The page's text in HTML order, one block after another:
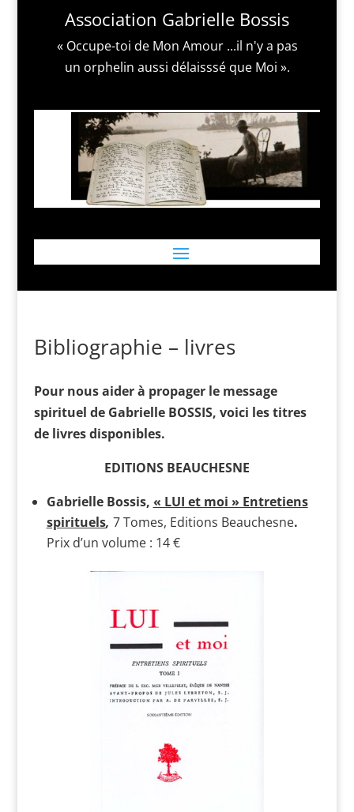
Association Gabrielle Bossis
« Occupe-toi de Mon Amour ...il n'y a pas
un orphelin aussi délaisssé que Moi ».
Bibliographie – livres
Pour nous aider à propager le message
spirituel de Gabrielle BOSSIS, voici les titres
de livres disponibles.
EDITIONS BEAUCHESNE
Gabrielle Bossis, « LUI et moi » Entretiens
spirituels, 7 Tomes, Editions Beauchesne.
Prix d’un volume : 14 €